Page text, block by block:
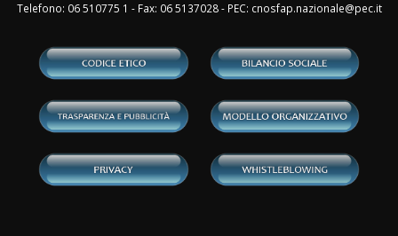
Telefono: 06 510775 1 - Fax: 06 5137028 - PEC: cnosfap.nazionale@pec.it